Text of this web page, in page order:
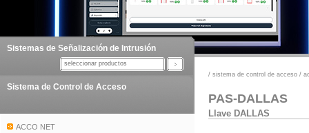
Sistemas de Señalización de Intrusión
seleccionar productos
Sistema de Control de Acceso
ACCO NET
/ sistema de control de acceso /
PAS-DALLAS
Llave DALLAS